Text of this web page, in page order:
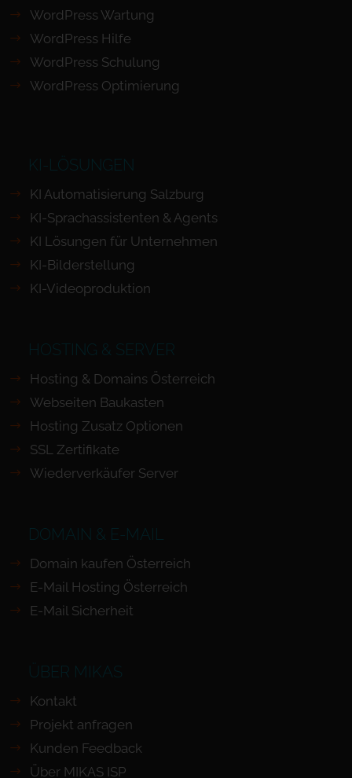
WordPress Wartung
WordPress Hilfe
WordPress Schulung
WordPress Optimierung
KI-LÖSUNGEN
KI Automatisierung Salzburg
KI-Sprachassistenten & Agents
KI Lösungen für Unternehmen
KI-Bilderstellung
KI-Videoproduktion
HOSTING & SERVER
Hosting & Domains Österreich
Webseiten Baukasten
Hosting Zusatz Optionen
SSL Zertifikate
Wiederverkäufer Server
DOMAIN & E-MAIL
Domain kaufen Österreich
E-Mail Hosting Österreich
E-Mail Sicherheit
ÜBER MIKAS
Kontakt
Projekt anfragen
Kunden Feedback
Über MIKAS ISP